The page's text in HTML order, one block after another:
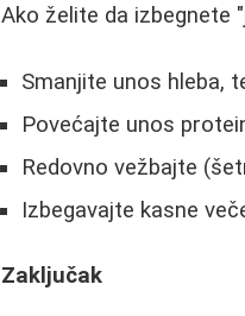
Ako želite da izbegnete
Smanjite unos hleba,
Povećajte unos
Redovno vežbajte
Izbegavajte kasne
Zaključak